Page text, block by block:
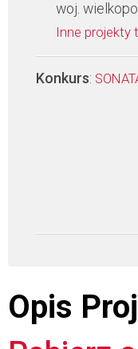
woj.
Inne projekty
Konkurs:
Opis